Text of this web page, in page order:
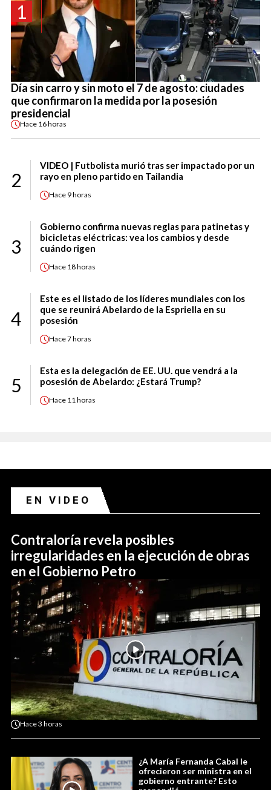
1
Día sin carro y sin moto el 7 de agosto: ciudades
que confirmaron la medida por la posesión
presidencial
Hace 16 horas
2
VIDEO | Futbolista murió tras ser impactado por un
rayo en pleno partido en Tailandia
Hace 9 horas
3
Gobierno confirma nuevas reglas para patinetas y
bicicletas eléctricas: vea los cambios y desde
cuándo rigen
Hace 18 horas
4
Este es el listado de los líderes mundiales con los
que se reunirá Abelardo de la Espriella en su
posesión
Hace7 horas
5
Esta es la delegación de EE. UU. que vendrá a la
posesión de Abelardo: ¿Estará Trump?
Hace 11 horas
EN VIDEO
Contraloría revela posibles
irregularidades en la ejecución de obras
en el Gobierno Petro
Hace3 horas
¿A María Fernanda Cabal le
ofrecieron ser ministra en el
gobierno entrante? Esto